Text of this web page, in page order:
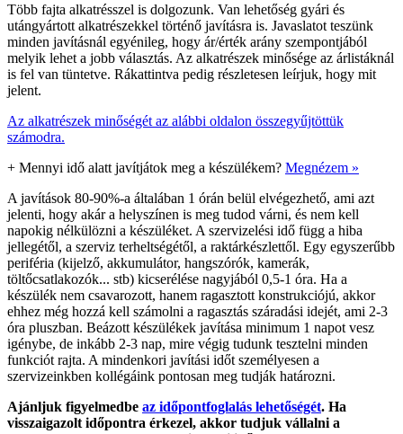
Több fajta alkatrésszel is dolgozunk. Van lehetőség gyári és
utángyártott alkatrészekkel történő javításra is. Javaslatot teszünk
minden javításnál egyénileg, hogy ár/érték arány szempontjából
melyik lehet a jobb választás. Az alkatrészek minősége az árlistáknál
is fel van tüntetve. Rákattintva pedig részletesen leírjuk, hogy mit
jelent.
Az alkatrészek minőségét az alábbi oldalon összegyűjtöttük
számodra.
+ Mennyi idő alatt javítjátok meg a készülékem? Megnézem »
A javítások 80-90%-a általában 1 órán belül elvégezhető, ami azt
jelenti, hogy akár a helyszínen is meg tudod várni, és nem kell
napokig nélkülözni a készüléket. A szervizelési idő függ a hiba
jellegétől, a szerviz terheltségétől, a raktárkészlettől. Egy egyszerűbb
periféria (kijelző, akkumulátor, hangszórók, kamerák,
töltőcsatlakozók... stb) kicserélése nagyjából 0,5-1 óra. Ha a
készülék nem csavarozott, hanem ragasztott konstrukciójú, akkor
ehhez még hozzá kell számolni a ragasztás száradási idejét, ami 2-3
óra pluszban. Beázott készülékek javítása minimum 1 napot vesz
igénybe, de inkább 2-3 nap, mire végig tudunk tesztelni minden
funkciót rajta. A mindenkori javítási időt személyesen a
szervizeinkben kollégáink pontosan meg tudják határozni.
Ajánljuk figyelmedbe az időpontfoglalás lehetőségét. Ha
visszaigazolt időpontra érkezel, akkor tudjuk vállalni a